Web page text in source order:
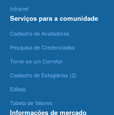
Intranet
Serviços para a comunidade
Cadastro de Avaliadores
Pesquisa de Credenciados
Torne-se um Corretor
Cadastro de Estagiários (2)
Editais
Tabela de Valores
Informações de mercado